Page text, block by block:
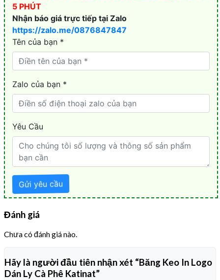
Đánh giá
Chưa có đánh giá nào.
Hãy là người đầu tiên nhận xét “Băng Keo In Logo
Dán Ly Cà Phê Katinat”